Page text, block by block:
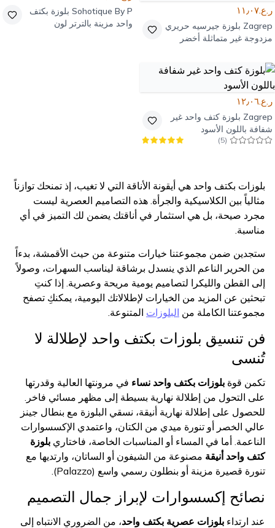
ر.ع.١١٫٠٧
Zagrep بلوزة جيرسيه حريري
مزدوجة غير متماثلة أخضر
Sohotique By P بلوزة بكتف
واحد مزينة بالترتر لون
ر.ع.١٢٫٠٦
Zagrep بلوزة كتف واحد غير
شفافة باللون الأسود
(
5
)
بلوزات بكتف واحد هي أيقونة الأناقة التي لا تغيب، إذ تمنحك توازناً
مثالياً بين الكلاسيكية والجرأة. هذه التصاميم العصرية ليست
مجرد صيحة، بل هي استثمار في أناقتك يضمن لك التميز في أي
مناسبة.
ستجدين ضمن مجموعتنا خيارات متنوعة من حيث الأقمشة، بدءاً
من الحرير الناعم الذي ينسدل برشاقة ليناسب السهرات، وصولاً
إلى القطن والليكرا لتصاميم يومية مريحة وعصرية. إذا كنتِ
تبحثين عن المزيد من الخيارات لإطلالاتك اليومية، يمكنكِ تصفح
مجموعتنا الكاملة من البلوزات المتنوعة.
فن تنسيق بلوزات بكتف واحد لإطلالة لا
تُنسى
تكمن قوة بلوزات بكتف واحد نساء في مرونتها العالية وقدرتها
على التحول من إطلالة نهارية بسيطة إلى مظهر مسائي فاخر.
للحصول على إطلالة نهارية أنيقة، نسقي البلوزة مع بنطال جينز
عالي الخصر أو تنورة ميدي من الكتان، واعتمدي الإكسسوارات
الناعمة. أما في المساء أو المناسبات الخاصة، فاختاري بلوزة
كتف واحد أنيقة مصنوعة من الشيفون أو الساتان، وارتديها مع
تنورة قصيرة مزينة أو بنطلون رسمي واسع (Palazzo).
نصائح إكسسوارات لإبراز جمال التصميم
عند ارتداء بلوزات عصرية بكتف واحد، من الضروري الانتباه إلى